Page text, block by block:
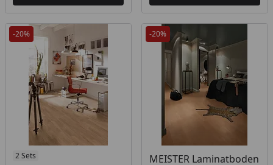
-20%
2 Sets
-20%
MEISTER Laminatboden